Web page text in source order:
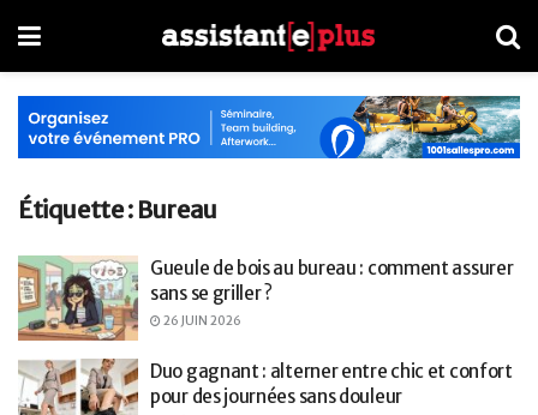
Étiquette : Bureau
Gueule de bois au bureau : comment assurer
sans se griller ?
26 JUIN 2026
Duo gagnant : alterner entre chic et confort
pour des journées sans douleur